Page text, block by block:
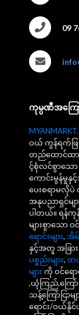
09
ကုမ္ပဏီအကြေ
ဝယ် ကွန်ရက်ဖြ
တည်ထောင်ထား
င့်စုံလင်စွာသေ
ကောင်းမွန်မှုနှ
ပေးစရာမလိုပဲ
အနုပညာရှင်မျာ
ပါတယ်။ ရန်ကုန်
များစွာသေ
ရောင်းများ, အိမ်
နှင့်အတူ အခြား
ပစ္စည်းများ, တ
များ ကို ဝင်ရေ
,ယုံကြည်,ကြော်
သန့်ကြော်ငြာ
ရောင်း/ဝယ်နို